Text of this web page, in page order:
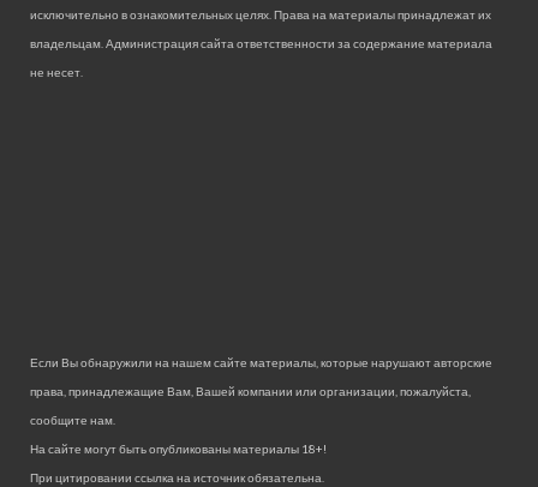
исключительно в ознакомительных целях. Права на материалы принадлежат их
владельцам. Администрация сайта ответственности за содержание материала
не несет.
Если Вы обнаружили на нашем сайте материалы, которые нарушают авторские
права, принадлежащие Вам, Вашей компании или организации, пожалуйста,
сообщите нам.
На сайте могут быть опубликованы материалы 18+!
При цитировании ссылка на источник обязательна.